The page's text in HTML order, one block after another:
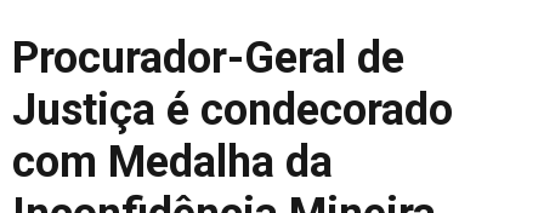
Procurador-Geral de
Justiça é condecorado
com Medalha da